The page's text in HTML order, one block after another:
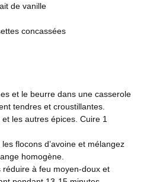
de vanille
concassées
et le beurre dans une casserole
tendres et croustillantes.
les autres épices. Cuire 1
flocons d’avoine et mélangez
homogène.
réduire à feu moyen-doux et